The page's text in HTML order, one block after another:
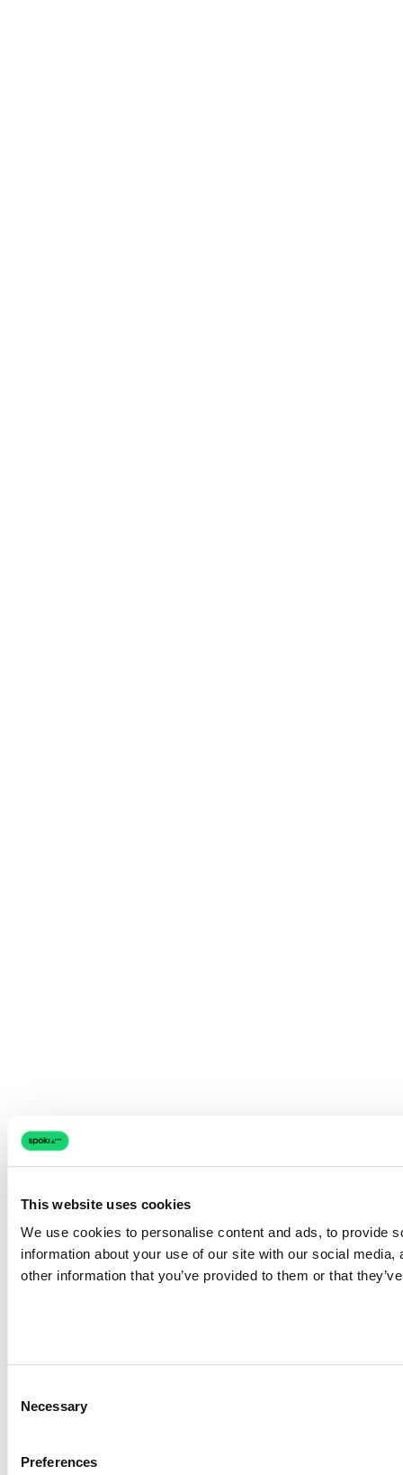
This website uses cookies
We use cookies to personalise content and ads, to provide
information about your use of our site with our social
other information that you’ve provided to them or that
Selection
Necessary
Preferences